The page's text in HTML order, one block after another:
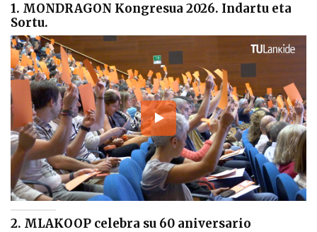
1. MONDRAGON Kongresua 2026. Indartu eta
Sortu.
2. MLAKOOP celebra su 60 aniversario